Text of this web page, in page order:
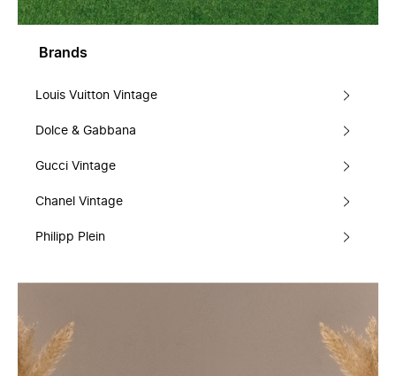
Brands
Louis Vuitton Vintage
Dolce & Gabbana
Gucci Vintage
Chanel Vintage
Philipp Plein